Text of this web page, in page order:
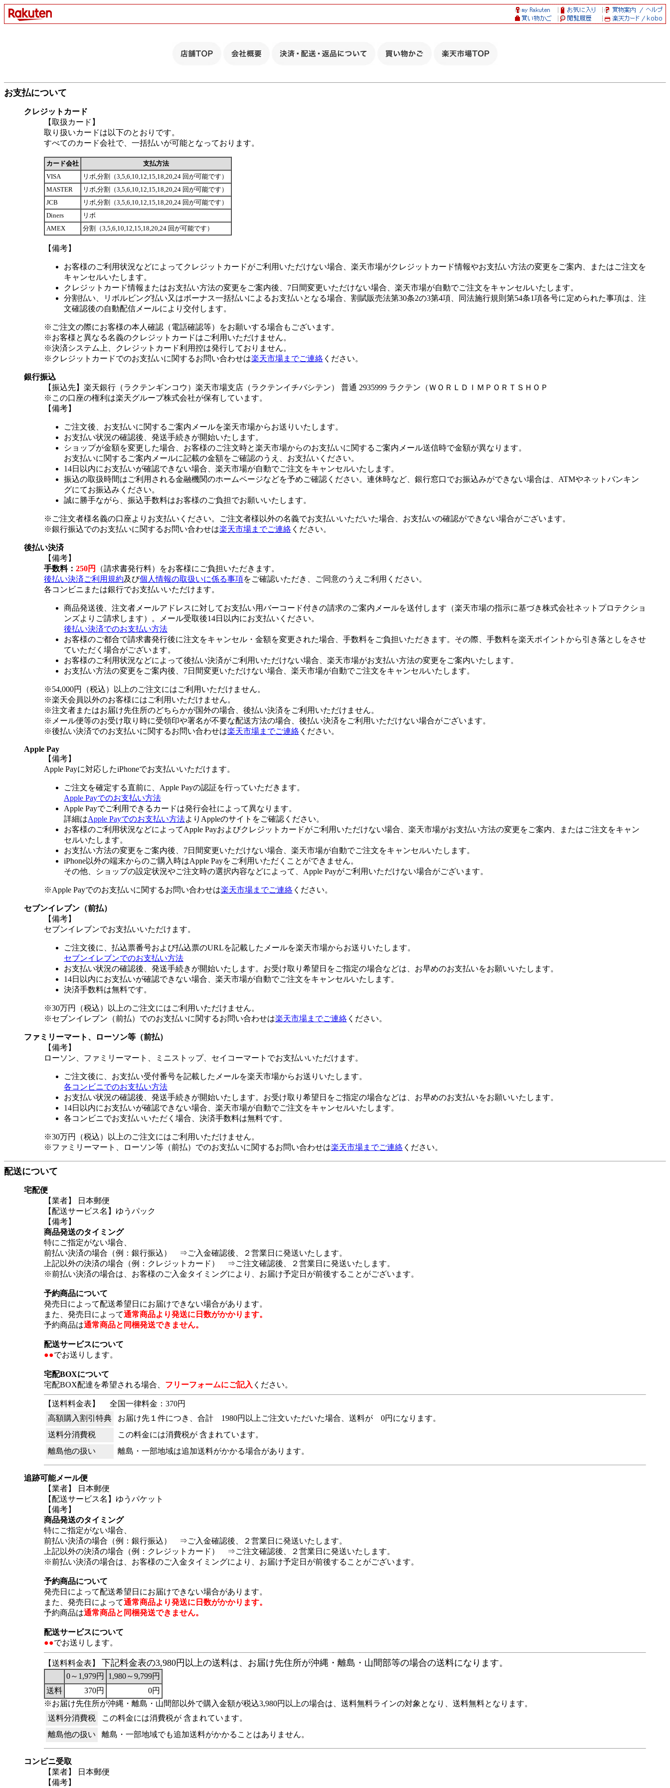
お支払について
クレジットカード
【取扱カード】
取り扱いカードは以下のとおりです。
すべてのカード会社で、一括払いが可能となっております。
カード会社
支払方法
VISA
リボ,分割（3,5,6,10,12,15,18,20,24 回が可能です）
MASTER
リボ,分割（3,5,6,10,12,15,18,20,24 回が可能です）
JCB
リボ,分割（3,5,6,10,12,15,18,20,24 回が可能です）
Diners
リボ
AMEX
分割（3,5,6,10,12,15,18,20,24 回が可能です）
【備考】
お客様のご利用状況などによってクレジットカードがご利用いただけない場合、楽天市場がクレジットカード情報やお支払い方法の変更をご案内、またはご注文を
キャンセルいたします。
クレジットカード情報またはお支払い方法の変更をご案内後、7日間変更いただけない場合、楽天市場が自動でご注文をキャンセルいたします。
分割払い、リボルビング払い又はボーナス一括払いによるお支払いとなる場合、割賦販売法第30条2の3第4項、同法施行規則第54条1項各号に定められた事項は、注
文確認後の自動配信メールにより交付します。
※ご注文の際にお客様の本人確認（電話確認等）をお願いする場合もございます。
※お客様と異なる名義のクレジットカードはご利用いただけません。
※決済システム上、クレジットカード利用控は発行しておりません。
※クレジットカードでのお支払いに関するお問い合わせは楽天市場までご連絡 ください。
銀行振込
【振込先】楽天銀行（ラクテンギンコウ）楽天市場支店（ラクテンイチバシテン） 普通 2935999 ラクテン（ＷＯＲＬＤＩＭＰＯＲＴＳＨＯＰ
※この口座の権利は楽天グループ株式会社が保有しています。
【備考】
ご注文後、お支払いに関するご案内メールを楽天市場からお送りいたします。
お支払い状況の確認後、発送手続きが開始いたします。
ショップが金額を変更した場合、お客様のご注文時と楽天市場からのお支払いに関するご案内メール送信時で金額が異なります。
お支払いに関するご案内メールに記載の金額をご確認のうえ、お支払いください。
14日以内にお支払いが確認できない場合、楽天市場が自動でご注文をキャンセルいたします。
振込の取扱時間はご利用される金融機関のホームページなどを予めご確認ください。連休時など、銀行窓口でお振込みができない場合は、ATMやネットバンキン
グにてお振込みください。
誠に勝手ながら、振込手数料はお客様のご負担でお願いいたします。
※ご注文者様名義の口座よりお支払いください。ご注文者様以外の名義でお支払いいただいた場合、お支払いの確認ができない場合がございます。
※銀行振込でのお支払いに関するお問い合わせは楽天市場までご連絡 ください。
後払い決済
【備考】
手数料： 250円
（請求書発行料）をお客様にご負担いただきます。
後払い決済ご利用規約及び個人情報の取扱いに係る事項をご確認いただき、ご同意のうえご利用ください。
各コンビニまたは銀行でお支払いいただけます。
商品発送後、注文者メールアドレスに対してお支払い用バーコード付きの請求のご案内メールを送付します（楽天市場の指示に基づき株式会社ネットプロテクショ
ンズよりご請求します）。メール受取後14日以内にお支払いください。
後払い決済でのお支払い方法
お客様のご都合で請求書発行後に注文をキャンセル・金額を変更された場合、手数料をご負担いただきます。その際、手数料を楽天ポイントから引き落としをさせ
ていただく場合がございます。
お客様のご利用状況などによって後払い決済がご利用いただけない場合、楽天市場がお支払い方法の変更をご案内いたします。
お支払い方法の変更をご案内後、7日間変更いただけない場合、楽天市場が自動でご注文をキャンセルいたします。
※54,000円（税込）以上のご注文にはご利用いただけません。
※楽天会員以外のお客様にはご利用いただけません。
※注文者またはお届け先住所のどちらかが国外の場合、後払い決済をご利用いただけません。
※メール便等のお受け取り時に受領印や署名が不要な配送方法の場合、後払い決済をご利用いただけない場合がございます。
※後払い決済でのお支払いに関するお問い合わせは楽天市場までご連絡 ください。
Apple Pay
【備考】
Apple Payに対応したiPhoneでお支払いいただけます。
ご注文を確定する直前に、Apple Payの認証を行っていただきます。
Apple Payでのお支払い方法
Apple Payでご利用できるカードは発行会社によって異なります。
詳細はApple Payでのお支払い方法よりAppleのサイトをご確認ください。
お客様のご利用状況などによってApple Payおよびクレジットカードがご利用いただけない場合、楽天市場がお支払い方法の変更をご案内、またはご注文をキャン
セルいたします。
お支払い方法の変更をご案内後、7日間変更いただけない場合、楽天市場が自動でご注文をキャンセルいたします。
iPhone以外の端末からのご購入時はApple Payをご利用いただくことができません。
その他、ショップの設定状況やご注文時の選択内容などによって、Apple Payがご利用いただけない場合がございます。
※Apple Payでのお支払いに関するお問い合わせは楽天市場までご連絡 ください。
セブンイレブン（前払）
【備考】
セブンイレブンでお支払いいただけます。
ご注文後に、払込票番号および払込票のURLを記載したメールを楽天市場からお送りいたします。
セブンイレブンでのお支払い方法
お支払い状況の確認後、発送手続きが開始いたします。お受け取り希望日をご指定の場合などは、お早めのお支払いをお願いいたします。
14日以内にお支払いが確認できない場合、楽天市場が自動でご注文をキャンセルいたします。
決済手数料は無料です。
※30万円（税込）以上のご注文にはご利用いただけません。
※セブンイレブン（前払）でのお支払いに関するお問い合わせは楽天市場までご連絡 ください。
ファミリーマート、ローソン等（前払）
【備考】
ローソン、ファミリーマート、ミニストップ、セイコーマートでお支払いいただけます。
ご注文後に、お支払い受付番号を記載したメールを楽天市場からお送りいたします。
各コンビニでのお支払い方法
お支払い状況の確認後、発送手続きが開始いたします。お受け取り希望日をご指定の場合などは、お早めのお支払いをお願いいたします。
14日以内にお支払いが確認できない場合、楽天市場が自動でご注文をキャンセルいたします。
各コンビニでお支払いいただく場合、決済手数料は無料です。
※30万円（税込）以上のご注文にはご利用いただけません。
※ファミリーマート、ローソン等（前払）でのお支払いに関するお問い合わせは楽天市場までご連絡 ください。
配送について
宅配便
【業者】 日本郵便
【配送サービス名】ゆうパック
【備考】
商品発送のタイミング
特にご指定がない場合、
前払い決済の場合（例：銀行振込） ⇒ご入金確認後、２営業日に発送いたします。
上記以外の決済の場合（例：クレジットカード） ⇒ご注文確認後、２営業日に発送いたします。
※前払い決済の場合は、お客様のご入金タイミングにより、お届け予定日が前後することがございます。
予約商品について
発売日によって配送希望日にお届けできない場合があります。
また、発売日によって通常商品より発送に日数がかかります。
予約商品は通常商品と同梱発送できません。
配送サービスについて
●●でお送りします。
宅配BOXについて
宅配BOX配達を希望される場合、 フリーフォームにご記入 ください。
【送料料金表】
全国一律料金：370円
高額購入割引特典
お届け先１件につき、合計 1980円以上ご注文いただいた場合、送料が 0円になります。
送料分消費税
この料金には消費税が 含まれています。
離島他の扱い
離島・一部地域は追加送料がかかる場合があります。
追跡可能メール便
【業者】 日本郵便
【配送サービス名】ゆうパケット
【備考】
商品発送のタイミング
特にご指定がない場合、
前払い決済の場合（例：銀行振込） ⇒ご入金確認後、２営業日に発送いたします。
上記以外の決済の場合（例：クレジットカード） ⇒ご注文確認後、２営業日に発送いたします。
※前払い決済の場合は、お客様のご入金タイミングにより、お届け予定日が前後することがございます。
予約商品について
発売日によって配送希望日にお届けできない場合があります。
また、発売日によって通常商品より発送に日数がかかります。
予約商品は通常商品と同梱発送できません。
配送サービスについて
●●でお送りします。
【送料料金表】 下記料金表の3,980円以上の送料は、お届け先住所が沖縄・離島・山間部等の場合の送料になります。
0～1,979円
1,980～9,799円
送料
370円
0円
※お届け先住所が沖縄・離島・山間部以外で購入金額が税込3,980円以上の場合は、送料無料ラインの対象となり、送料無料となります。
送料分消費税
この料金には消費税が 含まれています。
離島他の扱い
離島・一部地域でも追加送料がかかることはありません。
コンビニ受取
【業者】 日本郵便
【備考】